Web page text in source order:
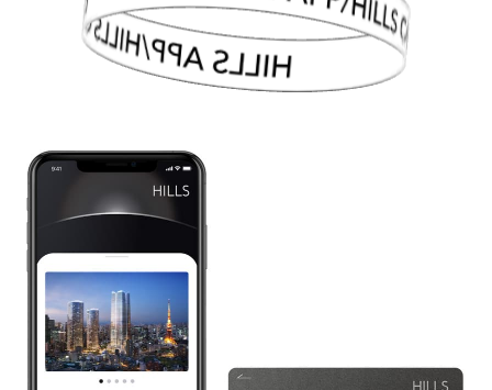
HILLS APP/HILLS CARD